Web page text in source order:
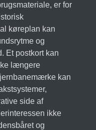
er for
køreplan kan
og
Et postkort kan
længere
kan
side af
ikke
og